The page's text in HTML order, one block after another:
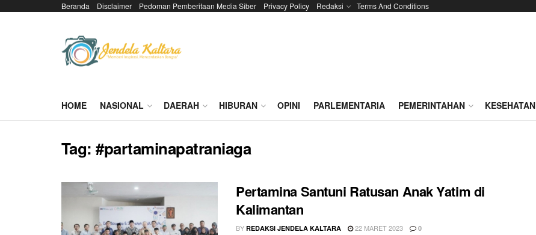
Beranda Disclaimer Pedoman Pemberitaan Media Siber Privacy Policy Redaksi Terms And Conditions
HOME NASIONAL DAERAH HIBURAN OPINI PARLEMENTARIA PEMERINTAHAN KESEHATAN
Tag:#partaminapatraniaga
Pertamina Santuni Ratusan Anak Yatim di
Kalimantan
BY REDAKSI JENDELA KALTARA 22 MARET 2023 0